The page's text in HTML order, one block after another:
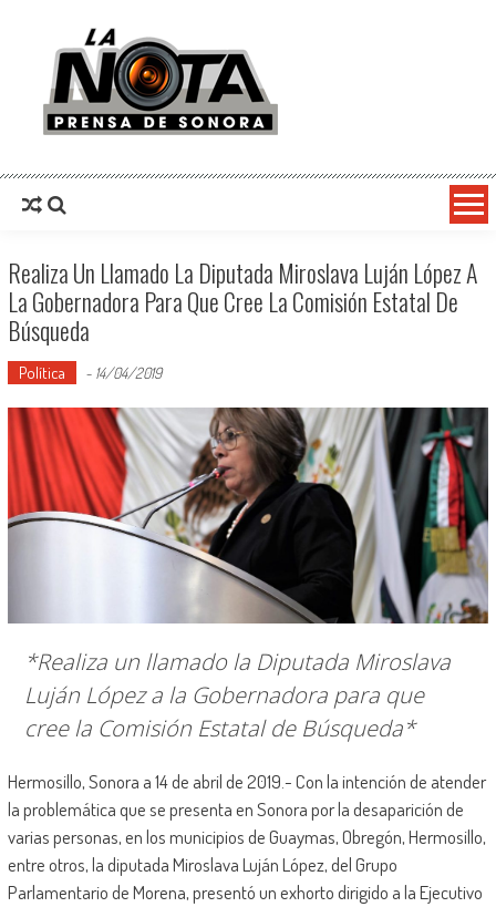
La Nota Prensa De Sonora
Realiza Un Llamado La Diputada Miroslava Luján López A
La Gobernadora Para Que Cree La Comisión Estatal De
Búsqueda
Política - 14/04/2019
*Realiza un llamado la Diputada Miroslava
Luján López a la Gobernadora para que
cree la Comisión Estatal de Búsqueda*
Hermosillo, Sonora a 14 de abril de 2019.- Con la intención de atender
la problemática que se presenta en Sonora por la desaparición de
varias personas, en los municipios de Guaymas, Obregón, Hermosillo,
entre otros, la diputada Miroslava Luján López, del Grupo
Parlamentario de Morena, presentó un exhorto dirigido a la Ejecutivo